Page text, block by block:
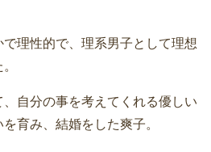
理性的で、理系男子として理想
自分の事を考えてくれる優しい
育み、結婚をした爽子。